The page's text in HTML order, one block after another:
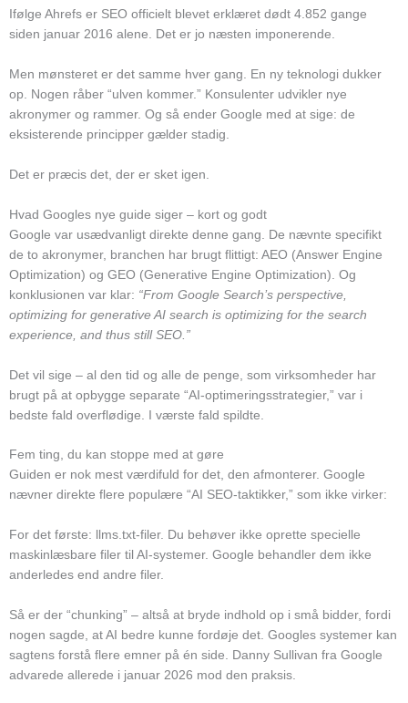
Ifølge Ahrefs er SEO officielt blevet erklæret dødt 4.852 gange
siden januar 2016 alene. Det er jo næsten imponerende.
Men mønsteret er det samme hver gang. En ny teknologi dukker
op. Nogen råber “ulven kommer.” Konsulenter udvikler nye
akronymer og rammer. Og så ender Google med at sige: de
eksisterende principper gælder stadig.
Det er præcis det, der er sket igen.
Hvad Googles nye guide siger – kort og godt
Google var usædvanligt direkte denne gang. De nævnte specifikt
de to akronymer, branchen har brugt flittigt: AEO (Answer Engine
Optimization) og GEO (Generative Engine Optimization). Og
konklusionen var klar: “From Google Search’s perspective,
optimizing for generative AI search is optimizing for the search
experience, and thus still SEO.”
Det vil sige – al den tid og alle de penge, som virksomheder har
brugt på at opbygge separate “AI-optimeringsstrategier,” var i
bedste fald overflødige. I værste fald spildte.
Fem ting, du kan stoppe med at gøre
Guiden er nok mest værdifuld for det, den afmonterer. Google
nævner direkte flere populære “AI SEO-taktikker,” som ikke virker:
For det første: llms.txt-filer. Du behøver ikke oprette specielle
maskinlæsbare filer til AI-systemer. Google behandler dem ikke
anderledes end andre filer.
Så er der “chunking” – altså at bryde indhold op i små bidder, fordi
nogen sagde, at AI bedre kunne fordøje det. Googles systemer kan
sagtens forstå flere emner på én side. Danny Sullivan fra Google
advarede allerede i januar 2026 mod den praksis.